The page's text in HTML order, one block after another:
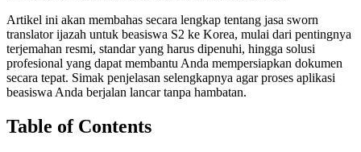
Artikel ini akan membahas secara lengkap tentang jasa sworn
translator ijazah untuk beasiswa S2 ke Korea, mulai dari pentingnya
terjemahan resmi, standar yang harus dipenuhi, hingga solusi
profesional yang dapat membantu Anda mempersiapkan dokumen
secara tepat. Simak penjelasan selengkapnya agar proses aplikasi
beasiswa Anda berjalan lancar tanpa hambatan.
Table of Contents